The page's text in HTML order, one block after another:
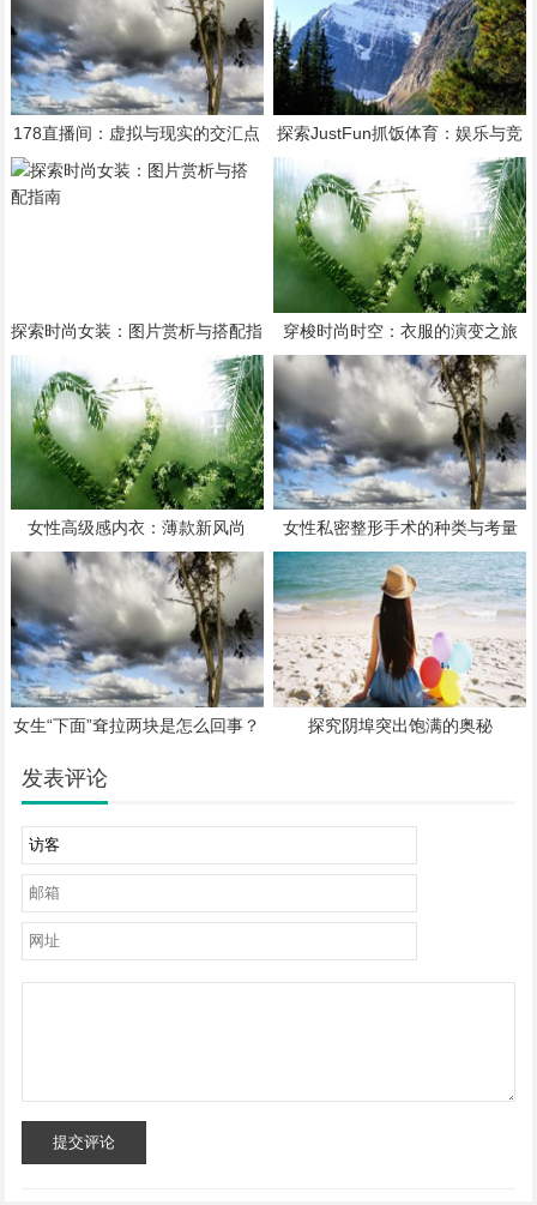
178直播间：虚拟与现实的交汇点
探索JustFun抓饭体育：娱乐与竞
探索时尚女装：图片赏析与搭配指
穿梭时尚时空：衣服的演变之旅
女性高级感内衣：薄款新风尚 女性私密整形手术的种类与考量
女生“下面”耷拉两块是怎么回事？ 探究阴埠突出饱满的奥秘
发表评论
提交评论